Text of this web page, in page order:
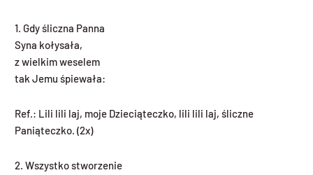
1. Gdy śliczna Panna
Syna kołysała,
z wielkim weselem
tak Jemu śpiewała:
Ref.: Lili lili laj, moje Dzieciąteczko, lili lili laj, śliczne
Paniąteczko. (2x)
2. Wszystko stworzenie